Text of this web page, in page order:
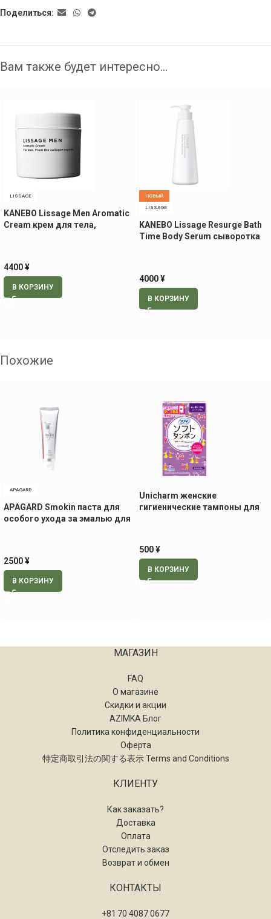
Поделиться:
Вам также будет интересно…
LISSAGE
KANEBO Lissage Men Aromatic
Cream крем для тела,
4400¥
В КОРЗИНУ
НОВЫЙ
LISSAGE
KANEBO Lissage Resurge Bath
Time Body Serum сыворотка
4000¥
В КОРЗИНУ
Похожие
APAGARD
APAGARD Smokin паста для
особого ухода за эмалью для
2500¥
В КОРЗИНУ
Unicharm женские
гигиенические тампоны для
500¥
В КОРЗИНУ
МАГАЗИН
FAQ
О магазине
Скидки и акции
AZIMKA Блог
Политика конфиденциальности
Оферта
特定商取引法の関する表示 Terms and Conditions
КЛИЕНТУ
Как заказать?
Доставка
Оплата
Отследить заказ
Возврат и обмен
КОНТАКТЫ
+81 70 4087 0677